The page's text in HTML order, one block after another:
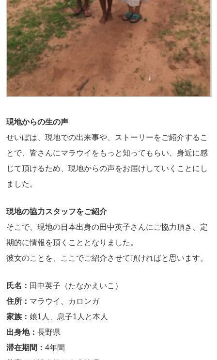
現地からの生の声
せいぼは、現地での出来事や、ストーリーをご紹介するこ
とで、皆さんにマラウイをもっと知ってもらい、身近に感
じて頂けるため、現地からの声をお届けしていくことにし
ました。
現地の協力スタッフをご紹介
そこで、現地の日本出身の田中英子さんにご協力頂き、定
期的に情報を頂くこととなりました。
彼女のことを、ここでご紹介させて頂ければと思います。
氏名： 田中英子（たなかえいこ）
住所： マラウイ、カロンガ
家族：娘1人、息子1人と本人
出身地：長野県
滞在期間：4年間